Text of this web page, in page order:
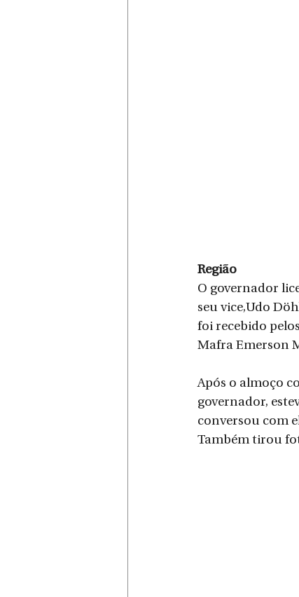
Região
O governador
seu vice,Udo
foi recebido
Mafra Emerson
Após o almoço
governador,
conversou com
Também tirou